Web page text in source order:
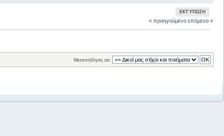
ΕΚΤΎΠΩΣΗ
« προηγούμενο επόμενο »
Μεταπήδηση σε: